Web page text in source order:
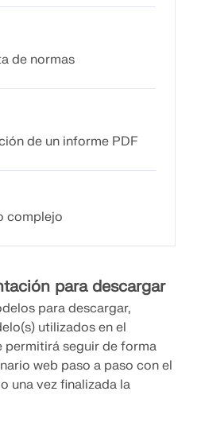
1993‑1‑8 y AISC 360,
RFEM 6 para flujos de
rápidos y precisos.
Geográfica
proporciona mapas de
rápida de cargas de
y datos sísmicos.
de normas
de un informe PDF
complejo
para descargar
para descargar,
utilizados en el
permitirá seguir de forma
web paso a paso con el
una vez finalizada la